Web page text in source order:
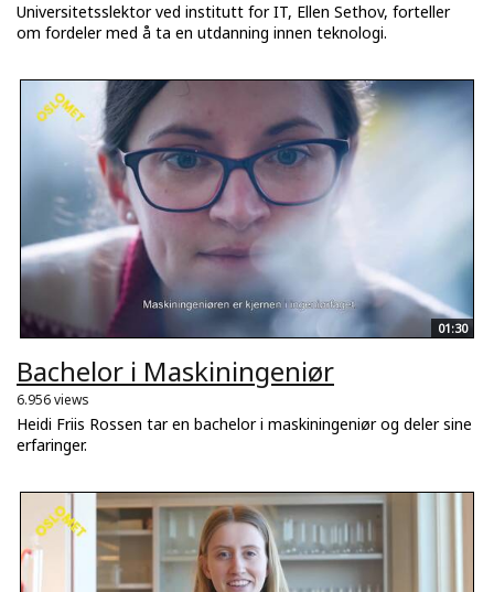
Universitetsslektor ved institutt for IT, Ellen Sethov, forteller
om fordeler med å ta en utdanning innen teknologi.
01:30
Bachelor i Maskiningeniør
6.956 views
Heidi Friis Rossen tar en bachelor i maskiningeniør og deler sine
erfaringer.